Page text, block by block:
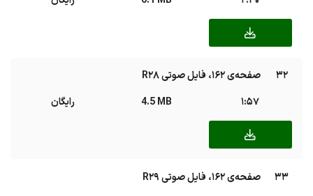
32
صفحه‌ی ۱۶۲، فایل صوتی R28
1:57
4.5 MB رایگان
33
صفحه‌ی ۱۶۲، فایل صوتی R29